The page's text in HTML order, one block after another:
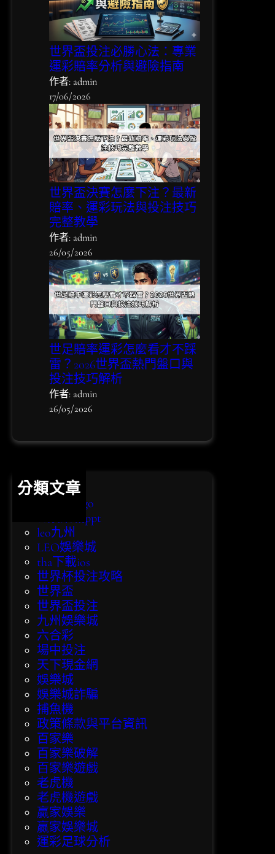
世界盃投注必勝心法：專業
運彩賠率分析與避險指南
作者: admin
17/06/2026
世界盃決賽怎麼下注？最新
賠率、運彩玩法與投注技巧
完整教學
作者: admin
26/05/2026
世足賠率運彩怎麼看才不踩
雷？2026世界盃熱門盤口與
投注技巧解析
作者: admin
26/05/2026
分類文章
bingo bingo
eo娛樂城ppt
leo九州
LEO娛樂城
tha下載ios
世界杯投注攻略
世界盃
世界盃投注
九州娛樂城
六合彩
場中投注
天下現金網
娛樂城
娛樂城詐騙
捕魚機
政策條款與平台資訊
百家樂
百家樂破解
百家樂遊戲
老虎機
老虎機遊戲
贏家娛樂
贏家娛樂城
運彩足球分析